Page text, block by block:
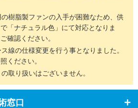
・耐疲労性に富む高炭素高クロム軸受鋼
樹脂製ファンの入手が困難なため、供
「ナチュラル色」にて対応となりま
確認ください。
線の仕様変更を行う事となりました。
ください。
取り扱いはございません。
窓口